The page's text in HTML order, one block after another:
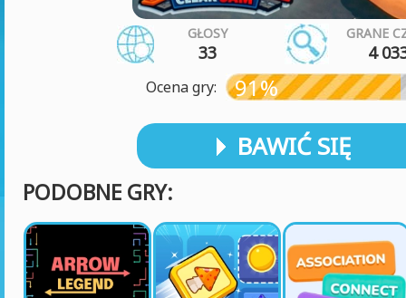
GŁOSY
33
GRANE
4
Ocena gry: 91%
BAWIĆ SIĘ
PODOBNE GRY: